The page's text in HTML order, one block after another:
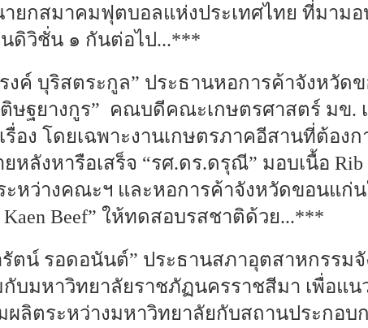
ายกสมาคมฟุตบอลแห่งประเทศไทย ที่มามอ
นดิวิชั่น ๑ กันต่อไป...***
ค์ บุริสตระกูล” ประธานหอการค้าจังหวัด
ษฐยางกูร” คณบดีคณะเกษตรศาสตร์ มข.
อง โดยเฉพาะงานเกษตรภาคอีสานที่ต้องก
ลังหารือเสร็จ “รศ.ดร.ดรุณี” มอบเนื้อ Rib
ะหว่างคณะฯ และหอการค้าจังหวัดขอนแก่น
Beef” ให้ทดสอบรสชาติด้วย...***
ตน์ รอดอนันต์” ประธานสภาอุตสาหกรรม
บมหาวิทยาลัยราชภัฏนครราชสีมา เพื่อแน
ลิตระหว่างมหาวิทยาลัยกับสถานประกอบ